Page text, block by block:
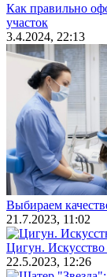
Как правильно
участок
3.4.2024, 22:13
Выбираем
21.7.2023, 11:02
Цигун.
22.5.2023, 12:26